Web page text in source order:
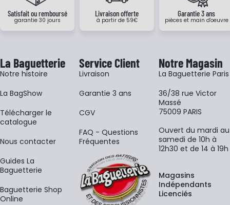
Satisfait ou remboursé
garantie 30 jours
Livraison offerte
à partir de 59€
Garantie 3 ans
pièces et main d'oeuvre
La Baguetterie
Notre histoire
La BagShow
​Télécharger le
catalogue
Nous contacter
Guides La
Baguetterie
Baguetterie Shop
Online
Service Client
Livraison
Garantie 3 ans
CGV
FAQ - Questions
Fréquentes
Notre Magasin
La Baguetterie Paris
36/38 rue Victor
Massé
75009 PARIS
Ouvert du mardi au
samedi de 10h à
12h30 et de 14 à 19h
Magasins
Indépendants
Licenciés